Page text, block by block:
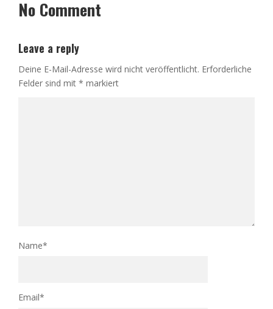
No Comment
Leave a reply
Deine E-Mail-Adresse wird nicht veröffentlicht. Erforderliche
Felder sind mit * markiert
Name*
Email*